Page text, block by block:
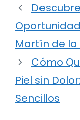
Martín de la
Cómo
Piel sin
Sencillos